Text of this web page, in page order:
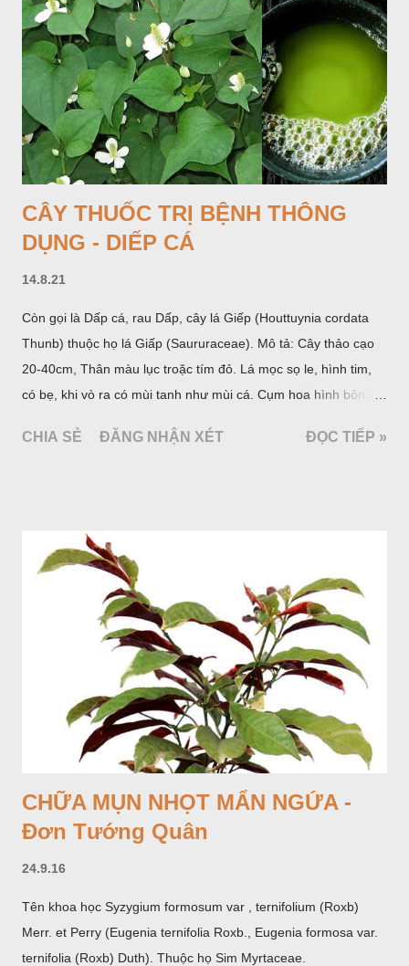
phần hoa đực ở trên. Khoai nưa phân bố ở Ấn độ, Myanma,
Trung quốc, Việt nam, Campuchia, Malaixia, Inđônêxia,
Philippin. Ở nước ta, khoai nưa mọc hoang rải rác ở khắp các
vùng rừng núi, được bà con nhiều địa phương đem về trồng từ
lâu đời ở trong vườn, quanh bờ ao, dọc hàng rào và trên các
đồi để làm thức ăn cho người và gia súc, gặp nhiều ở các tỉnh
Lạng s...
CÂY THUỐC TRỊ BỆNH THÔNG
DỤNG - DIẾP CÁ
14.8.21
Còn gọi là Dấp cá, rau Dấp, cây lá Giếp (Houttuynia cordata
Thunb) thuộc họ lá Giấp (Saururaceae). Mô tả: Cây thảo cạo
20-40cm, Thân màu lục troặc tím đỏ. Lá mọc sọ le, hình tim,
có bẹ, khi vò ra có mùi tanh như mùi cá. Cụm hoa hình bông
nhạt. Hạt hình trái xoan nhẵn. Mùa hoa quả: tháng 5 – 7.
CHIA SẺ ĐĂNG NHẬN XÉT ĐỌC TIẾP »
CHỮA MỤN NHỌT MẨN NGỨA -
Đơn Tướng Quân
24.9.16
Tên khoa học Syzygium formosum var , ternifolium (Roxb)
Merr. et Perry (Eugenia ternifolia Roxb., Eugenia formosa var.
ternifolia (Roxb) Duth). Thuộc họ Sim Myrtaceae.